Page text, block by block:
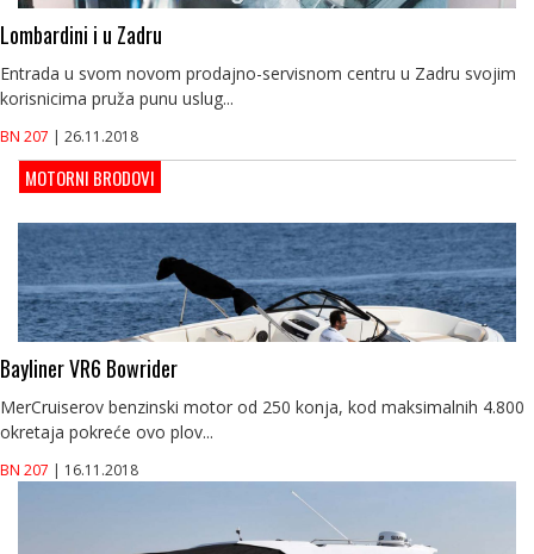
Lombardini i u Zadru
Entrada u svom novom prodajno-servisnom centru u Zadru svojim
korisnicima pruža punu uslug...
BN 207 | 26.11.2018
MOTORNI BRODOVI
Bayliner VR6 Bowrider
MerCruiserov benzinski motor od 250 konja, kod maksimalnih 4.800
okretaja pokreće ovo plov...
BN 207 | 16.11.2018